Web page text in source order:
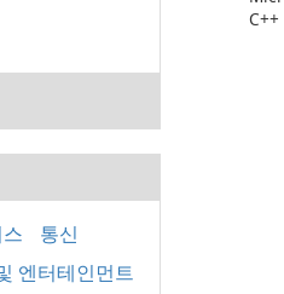
통신
엔터테인먼트